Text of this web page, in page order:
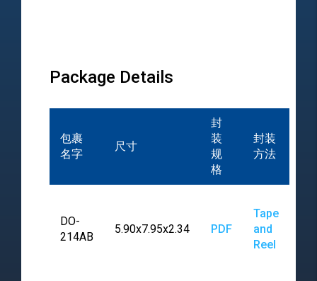
Package Details
包裹
名字
尺寸
封
装
规
格
封装
方法
DO-
214AB
5.90x7.95x2.34 PDF
Tape
and
Reel